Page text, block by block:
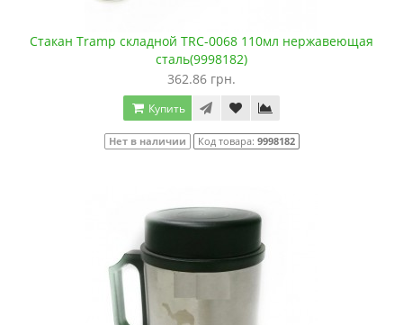
Стакан Tramp складной TRC-0068 110мл нержавеющая
сталь(9998182)
362.86 грн.
Купить
Нет в наличии Код товара: 9998182